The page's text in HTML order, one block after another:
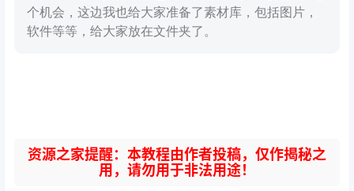
个机会，这边我也给大家准备了素材库，包括图片，
软件等等，给大家放在文件夹了。
资源之家提醒：本教程由作者投稿，仅作揭秘之
用，请勿用于非法用途！